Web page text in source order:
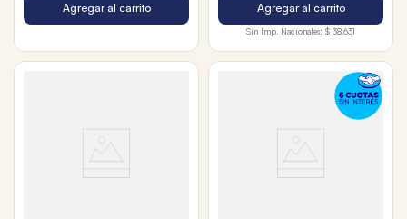
Agregar al carrito Agregar al carrito
Sin Imp. Nacionales: $ 38.631